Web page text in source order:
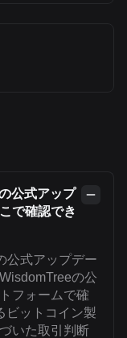
公式アップ
で確認でき
公式アップデー
の公
フォームで確
ビットコイン製
いた取引判断